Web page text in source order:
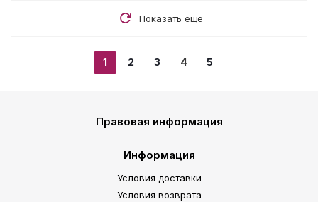
Показать еще
1 2 3 4 5
Правовая информация
Информация
Условия доставки
Условия возврата